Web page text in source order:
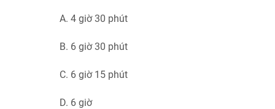
A. 4 giờ 30 phút
B. 6 giờ 30 phút
C. 6 giờ 15 phút
D. 6 giờ